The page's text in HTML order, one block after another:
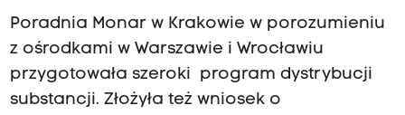
Poradnia Monar w Krakowie w porozumieniu
z ośrodkami w Warszawie i Wrocławiu
przygotowała szeroki program dystrybucji
substancji. Złożyła też wniosek o